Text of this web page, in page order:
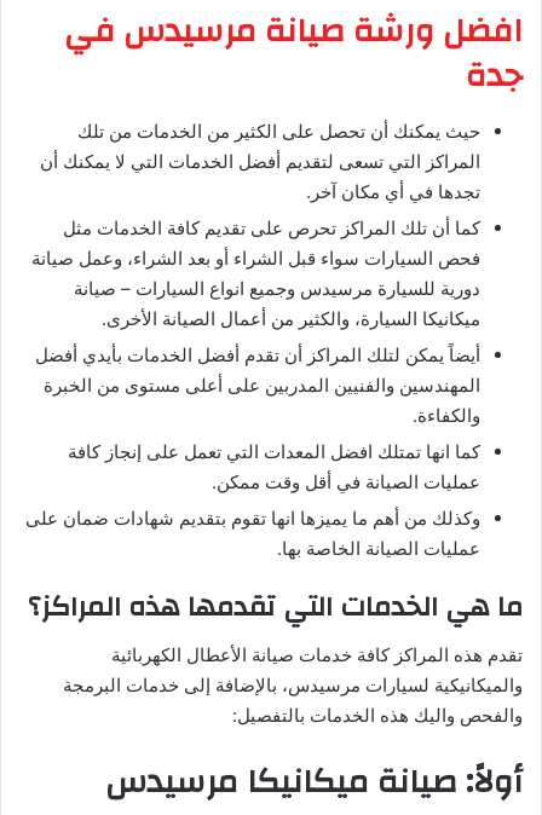
افضل ورشة صيانة مرسيدس في
جدة
حيث يمكنك أن تحصل على الكثير من الخدمات من تلك
المراكز التي تسعى لتقديم أفضل الخدمات التي لا يمكنك أن
تجدها في أي مكان آخر.
كما أن تلك المراكز تحرص على تقديم كافة الخدمات مثل
فحص السيارات سواء قبل الشراء أو بعد الشراء، وعمل صيانة
دورية للسيارة مرسيدس وجميع انواع السيارات – صيانة
ميكانيكا السيارة، والكثير من أعمال الصيانة الأخرى.
أيضاً يمكن لتلك المراكز أن تقدم أفضل الخدمات بأيدي أفضل
المهندسين والفنيين المدربين على أعلى مستوى من الخبرة
والكفاءة.
كما انها تمتلك افضل المعدات التي تعمل على إنجاز كافة
عمليات الصيانة في أقل وقت ممكن.
وكذلك من أهم ما يميزها انها تقوم بتقديم شهادات ضمان على
عمليات الصيانة الخاصة بها.
ما هي الخدمات التي تقدمها هذه المراكز؟
تقدم هذه المراكز كافة خدمات صيانة الأعطال الكهربائية
والميكانيكية لسيارات مرسيدس، بالإضافة إلى خدمات البرمجة
والفحص واليك هذه الخدمات بالتفصيل:
أولاً: صيانة ميكانيكا مرسيدس